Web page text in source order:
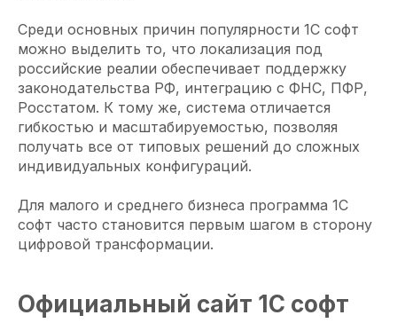
Среди основных причин популярности 1С софт
можно выделить то, что локализация под
российские реалии обеспечивает поддержку
законодательства РФ, интеграцию с ФНС, ПФР,
Росстатом. К тому же, система отличается
гибкостью и масштабируемостью, позволяя
получать все от типовых решений до сложных
индивидуальных конфигураций.
Для малого и среднего бизнеса программа 1С
софт часто становится первым шагом в сторону
цифровой трансформации.
Официальный сайт 1С софт